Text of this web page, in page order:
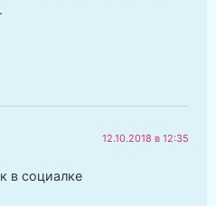
12.10.2018 в 12:35
в социалке